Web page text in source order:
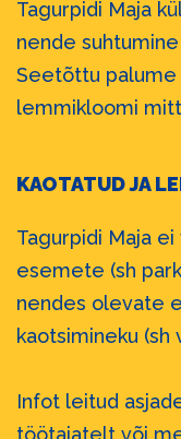
Tagurpidi Maja
nende
Seetõttu
lemmikloomi
KAOTATUD JA
Tagurpidi Maja
esemete (sh
nendes olevate
kaotsimineku (sh
Infot leitud
töötajatelt või